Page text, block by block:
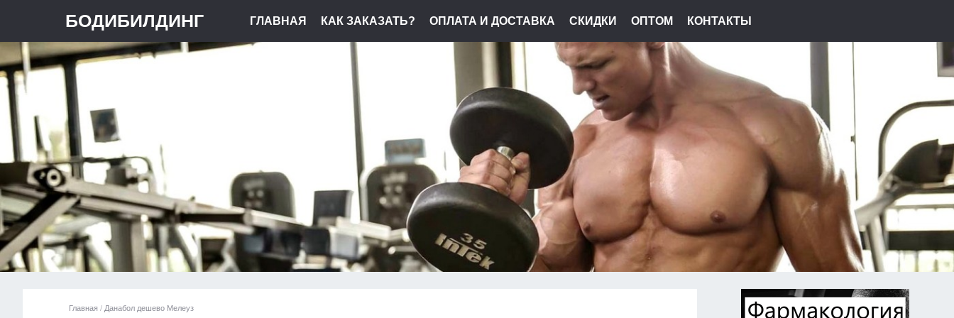
БОДИБИЛДИНГ ГЛАВНАЯ КАК ЗАКАЗАТЬ? ОПЛАТА И ДОСТАВКА СКИДКИ ОПТОМ КОНТАКТЫ
Главная / Данабол дешево Мелеуз